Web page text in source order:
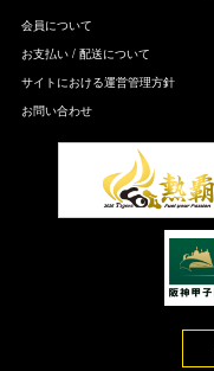
会員について
お支払い / 配送について
サイトにおける運営管理方針
お問い合わせ